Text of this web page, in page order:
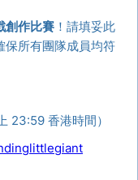
創作比賽 ！請填妥此
保所有團隊成員均符
23:59 香港時間）